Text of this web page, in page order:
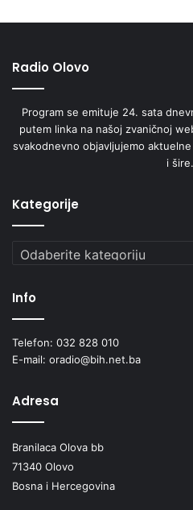
Radio Olovo
Program se emituje 24. sata
putem linka na našoj zvaničnoj
svakodnevno objavljujemo
i šire.
Kategorije
Kategorije
Info
Telefon: 032 828 010
E-mail: oradio@bih.net.ba
Adresa
Branilaca Olova bb
71340 Olovo
Bosna i Hercegovina